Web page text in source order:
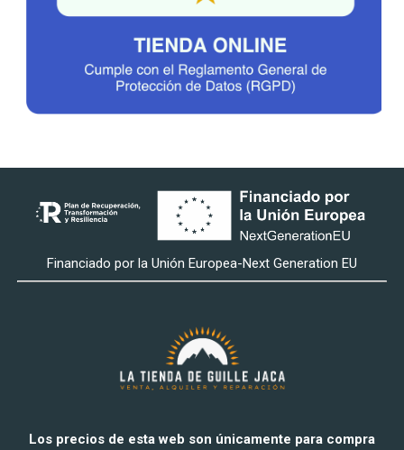
Financiado por la Unión Europea-Next Generation EU
Los precios de esta web son únicamente para compra